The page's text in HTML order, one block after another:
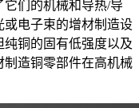
们的机械和导热/导
或电子束的增材制造设
铜的固有低强度以及
造铜零部件在高机械